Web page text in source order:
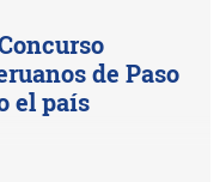
de Paso
el país